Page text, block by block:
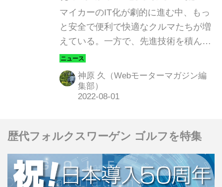
異変アリ】
マイカーのIT化が劇的に進む中、もっ
と安全で便利で快適なクルマたちが増
えている。一方で、先進技術を積んだ
今どきのクルマたちの「点検・整備」
について今、大きな変革の時が訪れつ
つある。たとえば・・・欧州車に乗っ
ている人は、整備や修理に出す時の
しれない。
神原 久（Webモーターマガジン編
集部）
歴代フォルクスワーゲン ゴルフを特集